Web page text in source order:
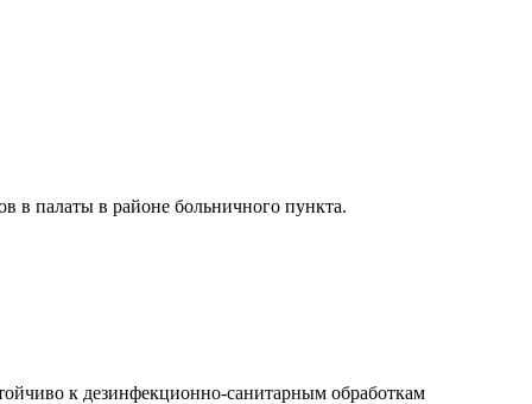
в палаты в районе больничного пункта.
к дезинфекционно-санитарным обработкам